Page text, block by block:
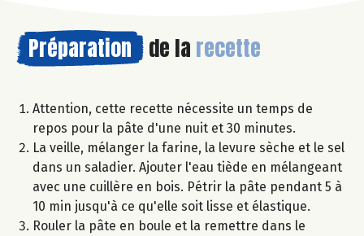
Préparation de la recette
Attention, cette recette nécessite un temps de
repos pour la pâte d'une nuit et 30 minutes.
La veille, mélanger la farine, la levure sèche et le sel
dans un saladier. Ajouter l'eau tiède en mélangeant
avec une cuillère en bois. Pétrir la pâte pendant 5 à
10 min jusqu'à ce qu'elle soit lisse et élastique.
Rouler la pâte en boule et la remettre dans le